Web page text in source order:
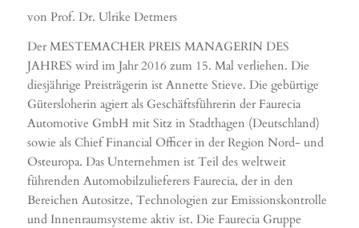
von Prof. Dr. Ulrike Detmers
Der MESTEMACHER PREIS MANAGERIN DES
JAHRES wird im Jahr 2016 zum 15. Mal verliehen. Die
diesjährige Preisträgerin ist Annette Stieve. Die gebürtige
Gütersloherin agiert als Geschäftsführerin der Faurecia
Automotive GmbH mit Sitz in Stadthagen (Deutschland)
sowie als Chief Financial Officer in der Region Nord- und
Osteuropa. Das Unternehmen ist Teil des weltweit
führenden Automobilzulieferers Faurecia, der in den
Bereichen Autositze, Technologien zur Emissionskontrolle
und Innenraumsysteme aktiv ist. Die Faurecia Gruppe